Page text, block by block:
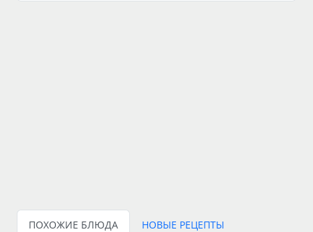
ПОХОЖИЕ БЛЮДА НОВЫЕ РЕЦЕПТЫ